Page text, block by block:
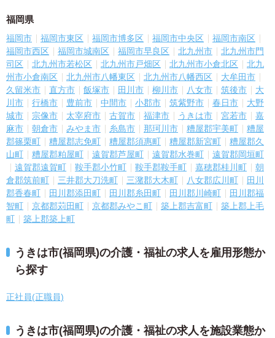
福岡県
福岡市 福岡市東区 福岡市博多区 福岡市中央区
福岡市南区
福岡市西区
福岡市城南区 福岡市早良区 北九州市
北九州市門
司区
北九州市若松区 北九州市戸畑区 北九州市小倉北区
北九
州市小倉南区
北九州市八幡東区 北九州市八幡西区
大牟田市
久留米市
直方市 飯塚市 田川市 柳川市 八女市 筑後市
大
川市
行橋市 豊前市 中間市 小郡市 筑紫野市 春日市
大野
城市
宗像市 太宰府市 古賀市 福津市 うきは市 宮若市
嘉
麻市
朝倉市 みやま市 糸島市 那珂川市 糟屋郡宇美町
糟屋
郡篠栗町
糟屋郡志免町 糟屋郡須惠町 糟屋郡新宮町
糟屋郡久
山町
糟屋郡粕屋町 遠賀郡芦屋町 遠賀郡水巻町
遠賀郡岡垣町
遠賀郡遠賀町
鞍手郡小竹町 鞍手郡鞍手町 嘉穂郡桂川町
朝
倉郡筑前町
三井郡大刀洗町 三潴郡大木町 八女郡広川町
田川
郡香春町
田川郡添田町 田川郡糸田町 田川郡川崎町
田川郡福
智町
京都郡苅田町 京都郡みやこ町 築上郡吉富町
築上郡上毛
町
築上郡築上町
うきは市(福岡県)の介護・福祉の求人を雇用形態か
ら探す
正社員(正職員)
うきは市(福岡県)の介護・福祉の求人を施設業態か